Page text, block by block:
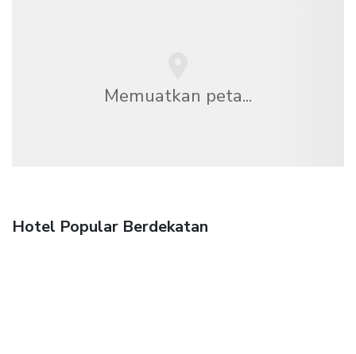
Memuatkan peta...
Hotel Popular Berdekatan